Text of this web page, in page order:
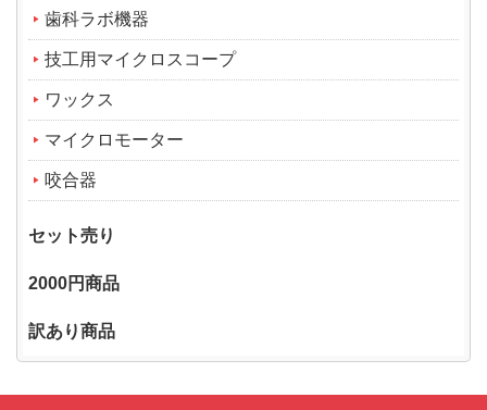
歯科ラボ機器
技工用マイクロスコープ
ワックス
マイクロモーター
咬合器
セット売り
2000円商品
訳あり商品